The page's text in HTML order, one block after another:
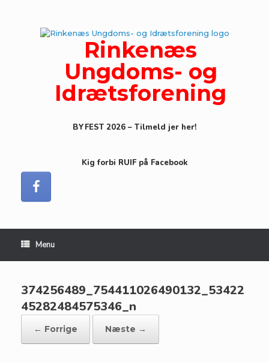
Rinkenæs
Ungdoms- og
Idrætsforening
BYFEST 2026 – Tilmeld jer her!
Kig forbi RUIF på Facebook
Menu
374256489_754411026490132_53422
45282484575346_n
← Forrige Næste →